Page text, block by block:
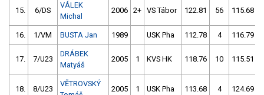
15. 6/DS
VÁLEK
Michal
2006 2+ VS Tábor 122.81 56 115.68
16. 1/VM BUSTA Jan 1989 USK Pha 112.78 4 116.79
17. 7/U23
DRÁBEK
Matyáš
2005 1 KVS HK 118.76 10 115.51
18. 8/U23
VĚTROVSKÝ
2005 1 USK Pha 113.68 4 124.69